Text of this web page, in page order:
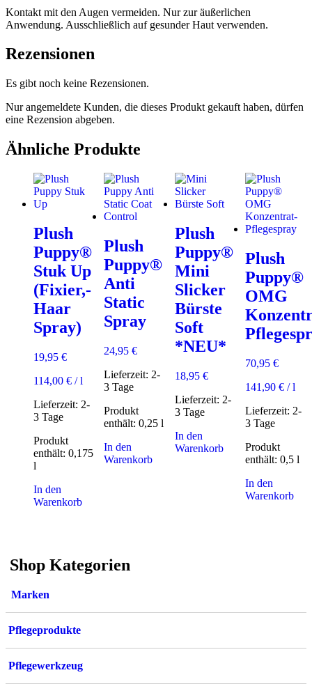
Kontakt mit den Augen vermeiden. Nur zur äußerlichen
Anwendung. Ausschließlich auf gesunder Haut verwenden.
Rezensionen
Es gibt noch keine Rezensionen.
Nur angemeldete Kunden, die dieses Produkt gekauft haben, dürfen
eine Rezension abgeben.
Ähnliche Produkte
Plush
Puppy®
Stuk Up
(Fixier,-
Haar
Spray)
19,95 €
114,00 € /l
Lieferzeit: 2-
3 Tage
Produkt
enthält: 0,175
l
In den
Warenkorb
Plush
Puppy®
Anti
Static
Spray
24,95€
Lieferzeit: 2-
3 Tage
Produkt
enthält: 0,25l
In den
Warenkorb
Plush
Puppy®
Mini
Slicker
Bürste
Soft
*NEU*
18,95 €
Lieferzeit: 2-
3 Tage
In den
Warenkorb
Plush
Puppy®
OMG
70,95 €
141,90 €/l
Lieferzeit: 2-
3 Tage
Produkt
enthält: 0,5 l
In den
Warenkorb
Shop Kategorien
Marken
Pflegeprodukte
Pflegewerkzeug